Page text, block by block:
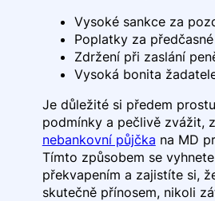
Vysoké sankce za
Poplatky za
Zdržení při zaslání
Vysoká bonita
Je důležité si předem
podmínky a pečlivě zvážit,
nebankovní půjčka na MD
Tímto způsobem se
překvapením a zajistíte si,
skutečně přínosem, nikoli